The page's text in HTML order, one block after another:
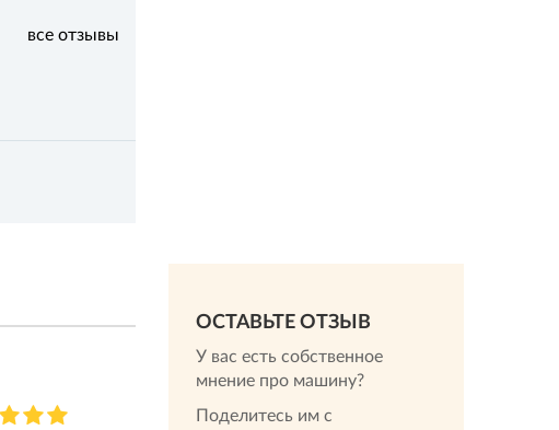
все отзывы
ОСТАВЬТЕ ОТЗЫВ
У вас есть собственное
мнение про машину?
Поделитесь им с